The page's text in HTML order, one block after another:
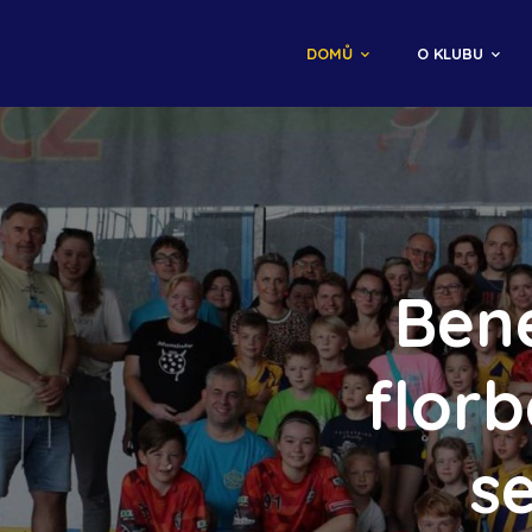
DOMŮ O KLUBU